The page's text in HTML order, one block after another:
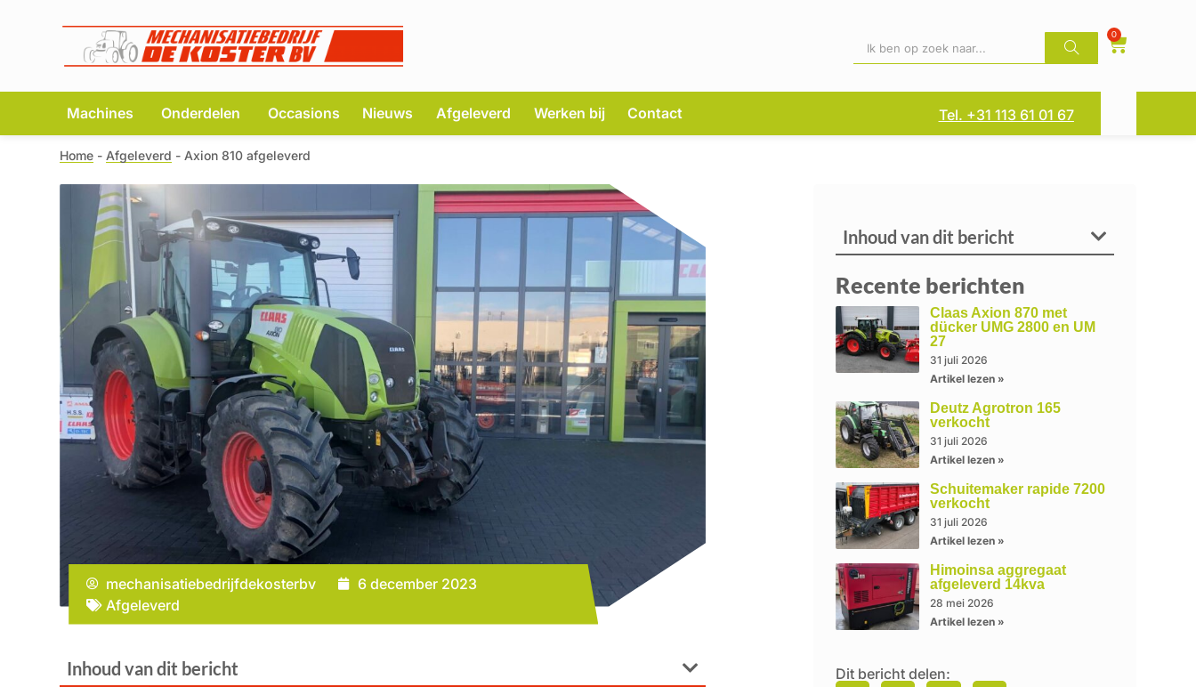
0
Machines Onderdelen Occasions Nieuws Afgeleverd Werken bij Contact Tel. +31 113 61 01 67
Home - Afgeleverd - Axion 810 afgeleverd
mechanisatiebedrijfdekosterbv
6 december 2023
Afgeleverd
Inhoud van dit bericht
Inhoud van dit bericht
Recente berichten
Claas Axion 870 met
dücker UMG 2800 en UM
27
31 juli 2026
Artikel lezen »
Deutz Agrotron 165
verkocht
31 juli 2026
Artikel lezen »
Schuitemaker rapide 7200
verkocht
31 juli 2026
Artikel lezen »
Himoinsa aggregaat
afgeleverd 14kva
28 mei 2026
Artikel lezen »
Dit bericht delen: